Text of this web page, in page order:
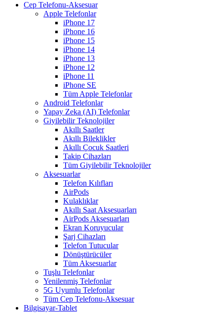
Cep Telefonu-Aksesuar
Apple Telefonlar
iPhone 17
iPhone 16
iPhone 15
iPhone 14
iPhone 13
iPhone 12
iPhone 11
iPhone SE
Tüm Apple Telefonlar
Android Telefonlar
Yapay Zeka (AI) Telefonlar
Giyilebilir Teknolojiler
Akıllı Saatler
Akıllı Bileklikler
Akıllı Çocuk Saatleri
Takip Cihazları
Tüm Giyilebilir Teknolojiler
Aksesuarlar
Telefon Kılıfları
AirPods
Kulaklıklar
Akıllı Saat Aksesuarları
AirPods Aksesuarları
Ekran Koruyucular
Şarj Cihazları
Telefon Tutucular
Dönüştürücüler
Tüm Aksesuarlar
Tuşlu Telefonlar
Yenilenmiş Telefonlar
5G Uyumlu Telefonlar
Tüm Cep Telefonu-Aksesuar
Bilgisayar-Tablet